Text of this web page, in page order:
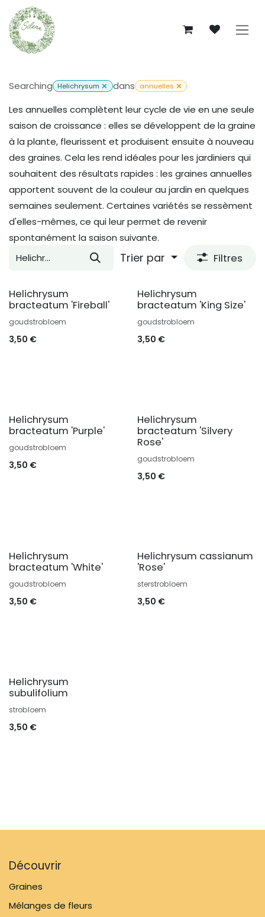
Se rendre au contenu
Searching Helichrysum dans annuelles
Les annuelles complètent leur cycle de vie en une seule
saison de croissance : elles se développent de la graine
à la plante, fleurissent et produisent ensuite à nouveau
des graines. Cela les rend idéales pour les jardiniers qui
souhaitent des résultats rapides : les graines annuelles
apportent souvent de la couleur au jardin en quelques
semaines seulement. Certaines variétés se ressèment
d'elles-mêmes, ce qui leur permet de revenir
spontanément la saison suivante.
Trier par Filtres
Helichrysum
bracteatum 'Fireball'
goudstrobloem
3,50 €
Helichrysum
bracteatum 'King Size'
goudstrobloem
3,50 €
Helichrysum
bracteatum 'Purple'
goudstrobloem
3,50 €
Helichrysum
bracteatum 'Silvery
Rose'
goudstrobloem
3,50 €
Helichrysum
bracteatum 'White'
goudstrobloem
3,50 €
Helichrysum cassianum
'Rose'
sterstrobloem
3,50 €
Helichrysum
subulifolium
strobloem
3,50 €
Découvrir
Graines
Mélanges de fleurs